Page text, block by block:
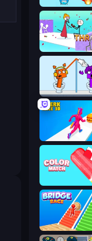
Emoji Puzzle!
Through the Wall
Twerk Race 3D
Bridge Race